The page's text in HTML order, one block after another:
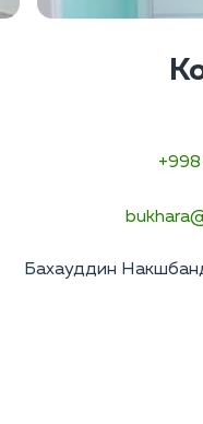
Бахауддин